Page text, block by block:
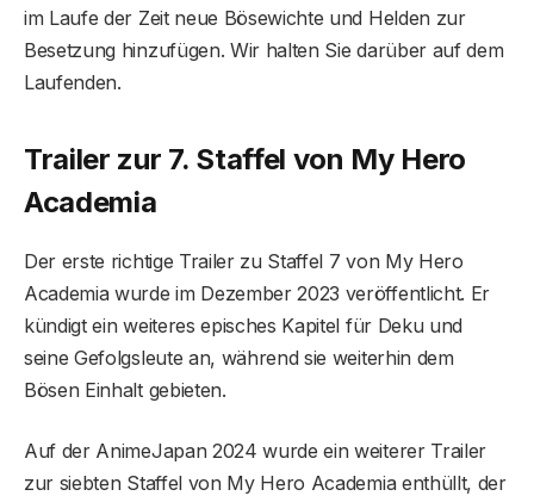
im Laufe der Zeit neue Bösewichte und Helden zur
Besetzung hinzufügen. Wir halten Sie darüber auf dem
Laufenden.
Trailer zur 7. Staffel von My Hero
Academia
Der erste richtige Trailer zu Staffel 7 von My Hero
Academia wurde im Dezember 2023 veröffentlicht. Er
kündigt ein weiteres episches Kapitel für Deku und
seine Gefolgsleute an, während sie weiterhin dem
Bösen Einhalt gebieten.
Auf der AnimeJapan 2024 wurde ein weiterer Trailer
zur siebten Staffel von My Hero Academia enthüllt, der